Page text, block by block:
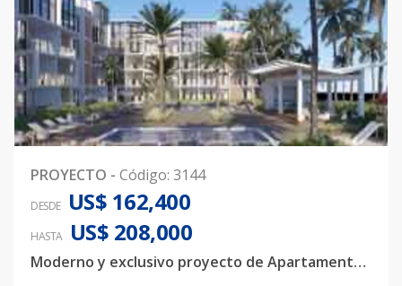
PROYECTO - Código: 3144
DESDE US$ 162,400
HASTA US$ 208,000
Moderno y exclusivo proyecto de Apartamentos en Ciudad Las Canas